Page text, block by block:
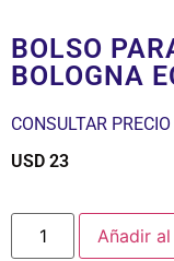
BOLSO
BOLOGNA
CONSULTAR
USD 23
Añadir